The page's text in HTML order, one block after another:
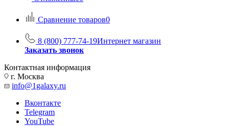
Сравнение товаров0
8 (800) 777-74-19Интернет магазин
Заказать звонок
Контактная информация
г. Москва
info@1galaxy.ru
Вконтакте
Telegram
YouTube